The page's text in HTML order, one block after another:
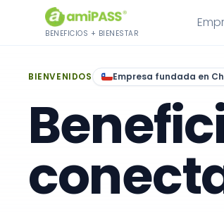
Saltar al contenido
BENEFICIOS + BIENESTAR
BIENVENIDOS Empresa fundada en